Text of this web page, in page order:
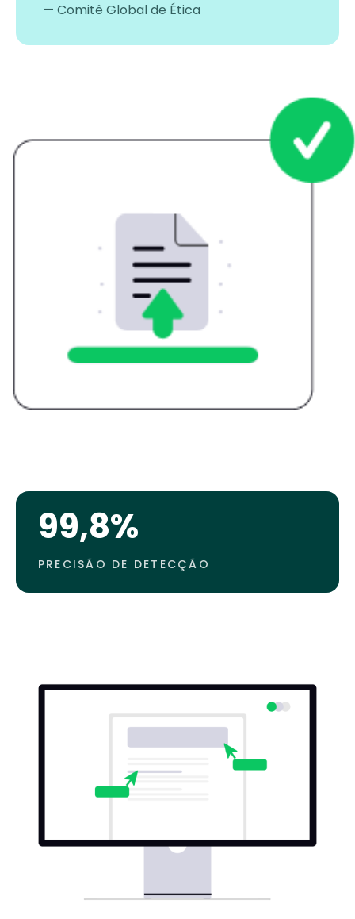
— Comitê Global de Ética
99,8%
PRECISÃO DE DETECÇÃO